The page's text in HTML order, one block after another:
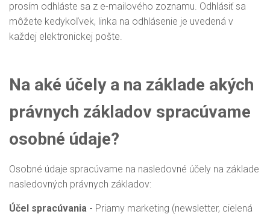
prosím odhláste sa z e-mailového zoznamu. Odhlásiť sa
môžete kedykoľvek, linka na odhlásenie je uvedená v
každej elektronickej pošte.
Na aké účely a na základe akých
právnych základov spracúvame
osobné údaje?
Osobné údaje spracúvame na nasledovné účely na základe
nasledovných právnych základov:
Účel spracúvania - Priamy marketing (newsletter, cielená